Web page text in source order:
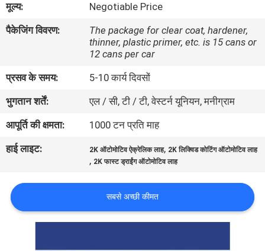
गुणवत्ता
संपर्क
करें
समाचार
एक
उद्धरण
मूल्य:
Negotiable Price
पैकेजिंग विवरण:
The package for clear coat, hardener,
thinner, plastic primer, etc. is 15 cans or
12 cans per car
प्रसव के समय:
5-10 कार्य दिवसों
भुगतान शर्तें:
एल / सी, टी / टी, वेस्टर्न यूनियन, मनीग्राम
आपूर्ति की क्षमता:
1000 टन प्रति माह
हाई लाइट:
2K ऑटोमोटिव ऐक्रेलिक लाह, 2K लिक्विड कोटिंग ऑटोमोटिव लाह
, 2K फास्ट ड्राईंग ऑटोमोटिव लाह
सबसे अच्छी कीमत